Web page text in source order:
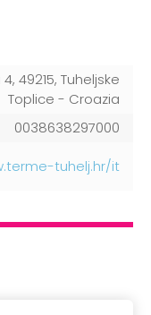
49215, Tuheljske
Toplice - Croazia
0038638297000
tuhelj.hr/it